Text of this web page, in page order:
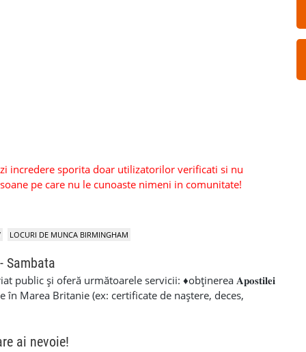
incredere sporita doar utilizatorilor verificati si nu
pe care nu le cunoaste nimeni in comunitate!
LOCURI DE MUNCA BIRMINGHAM
Sambata
public și oferă următoarele servicii: ♦obținerea 𝐀𝐩𝐨𝐬𝐭𝐢𝐥𝐞𝐢
în Marea Britanie (ex: certificate de naștere, deces,
(de călătorie, matrimoniale, stabilirea domiciliului
♦ 𝐝𝐞𝐜𝐥𝐚𝐫𝐚𝐭̦𝐢𝐢 𝐩𝐞𝐧𝐭𝐫𝐮 𝐬𝐭𝐮𝐝𝐞𝐧𝐭 𝐟𝐢𝐧𝐚𝐧𝐜𝐞 ♦Cazier
ai nevoie!